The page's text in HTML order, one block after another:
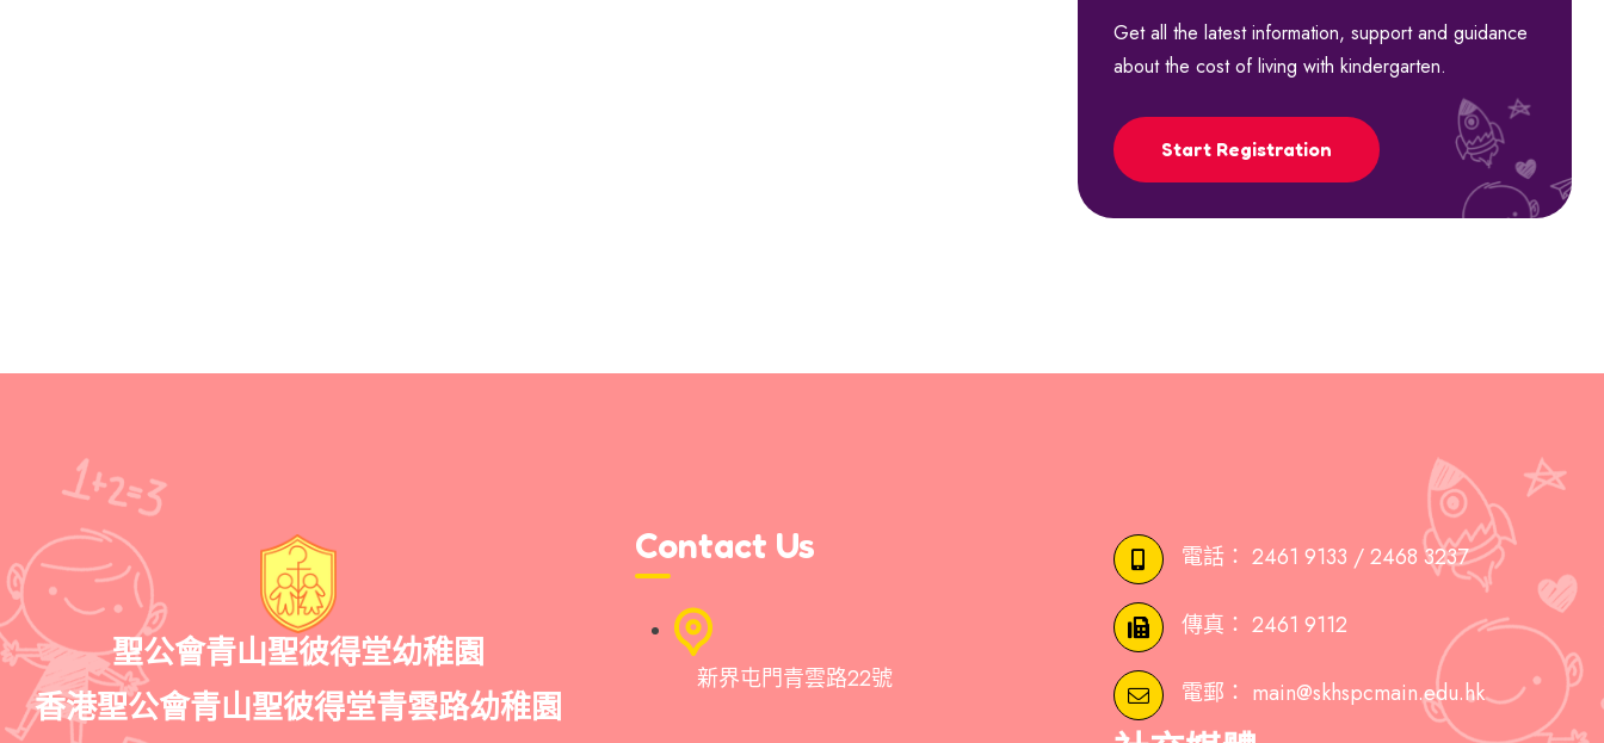
Get all the latest information, support and guidance
about the cost of living with kindergarten.
Start Registration
聖公會青山聖彼得堂幼稚園
香港聖公會青山聖彼得堂青雲路幼稚園
Contact Us
新界屯門青雲路22號
電話： 2461 9133 / 2468 3237
傳真： 2461 9112
電郵： main@skhspcmain.edu.hk